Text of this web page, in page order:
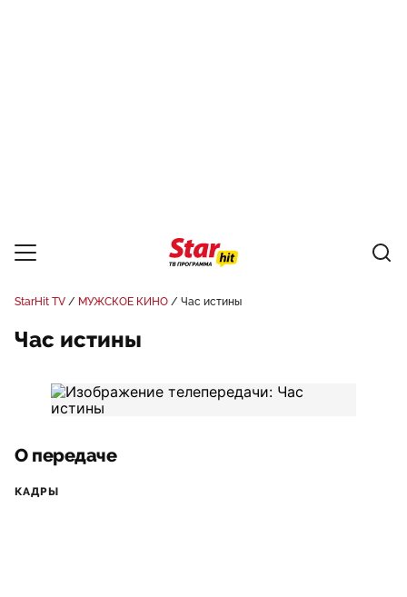
StarHit TV МУЖСКОЕ КИНО Час истины
Час истины
О передаче
КАДРЫ